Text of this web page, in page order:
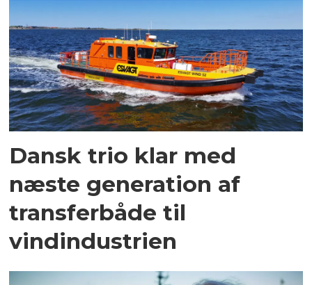
Dansk trio klar med
næste generation af
transferbåde til
vindindustrien